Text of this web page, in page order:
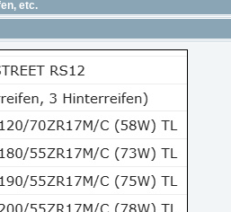
etc.